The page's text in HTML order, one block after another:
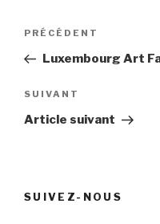
Navigation
l’article
Article
précédent
PRÉCÉDENT
Luxembourg Art
Article
suivant
SUIVANT
Article suivant
SUIVEZ-NOUS